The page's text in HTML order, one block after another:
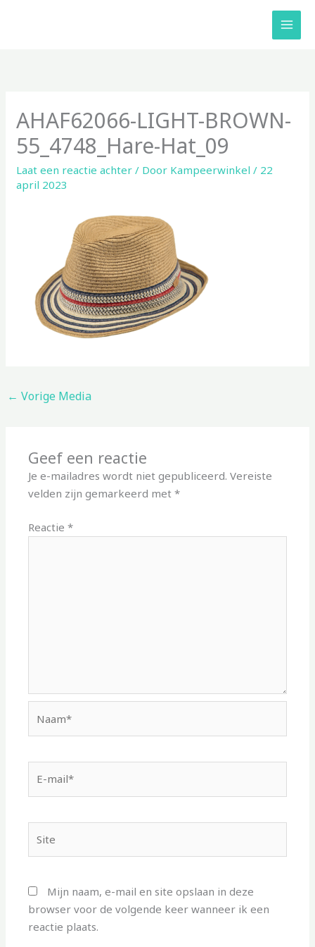
AHAF62066-LIGHT-BROWN-
55_4748_Hare-Hat_09
Laat een reactie achter / Door Kampeerwinkel/ 22
april 2023
← Vorige Media
Geef een reactie
Je e-mailadres wordt niet gepubliceerd. Vereiste
velden zijn gemarkeerd met*
Reactie*
mail*
Mijn naam, e-mail en site opslaan in deze
browser voor de volgende keer wanneer ik een
reactie plaats.